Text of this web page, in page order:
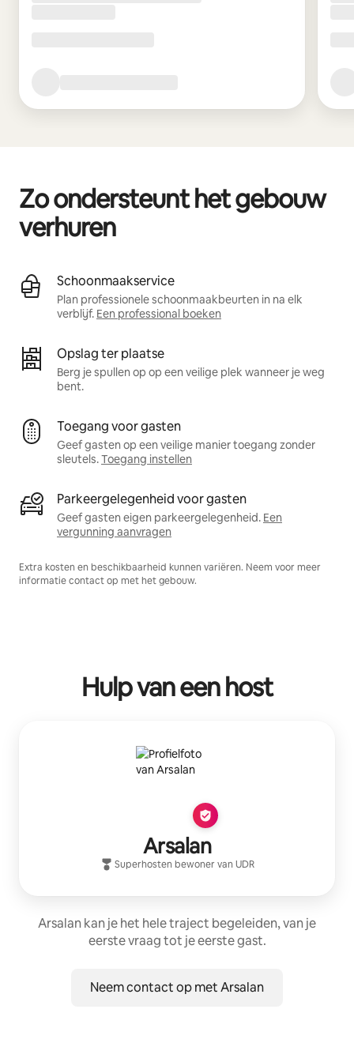
Zo ondersteunt het gebouw
verhuren
Schoonmaakservice
Plan professionele schoonmaakbeurten in na elk
verblijf. Een professional boeken
Opslag ter plaatse
Berg je spullen op op een veilige plek wanneer je weg
bent.
Toegang voor gasten
Geef gasten op een veilige manier toegang zonder
sleutels.Toegang instellen
Parkeergelegenheid voor gasten
Geef gasten eigen parkeergelegenheid. Een
vergunning aanvragen
Extra kosten en beschikbaarheid kunnen variëren. Neem voor meer
informatie contact op met het gebouw.
Hulp van een host
Arsalan
Superhosten bewoner van UDR
Arsalan kan je het hele traject begeleiden, van je
eerste vraag tot je eerste gast.
Neem contact op met Arsalan